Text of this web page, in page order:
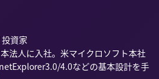
資家
法人に入社。米マイクロソフト本社
4.0などの基本設計を手